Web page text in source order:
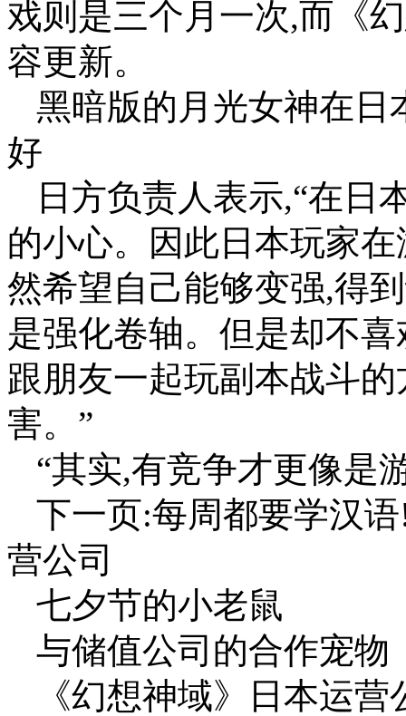
戏则是三个月一次,而《
容更新。
黑暗版的月光女神在日
好
日方负责人表示,“在日
的小心。因此日本玩家
然希望自己能够变强,得
是强化卷轴。但是却不
跟朋友一起玩副本战斗
害。”
“其实,有竞争才更像是
下一页:每周都要学汉
营公司
七夕节的小老鼠
与储值公司的合作宠物
《幻想神域》日本运